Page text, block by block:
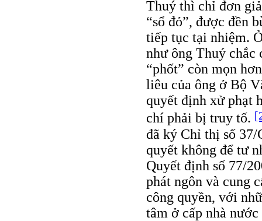
Thuý thì chỉ đơn
“sổ đỏ”, được đền
tiếp tục tại nhiệm.
như ông Thuý
“phốt” còn mọn
liêu của ông ở Bộ
quyết định xử phạt
chí phải bị truy tố.
đã ký Chỉ thị số 37/
quyết không để tư
Quyết định số 77/
phát ngôn và cung
công quyền, với
tâm ở cấp nhà